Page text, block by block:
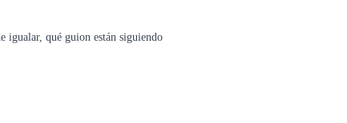
igualar, qué guion están siguiendo